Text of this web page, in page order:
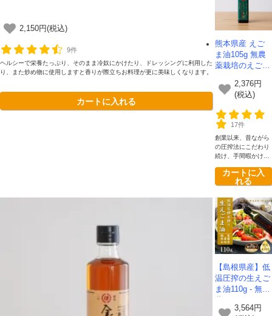
2,150円(税込)
9件
ヘルシーで栄養たっぷり、そのまま冷奴にかけたり、ドレッシングに利用した
り、また炒め物に使用しますと香りが際立ちお料理が更に美味しくなります。
カートに入れる
熊本県産 えご
ま油105g 無農
薬栽培のえごま
2,376円
(税込)
17件
創業以来、昔ながら
の圧搾法にこだわり
続け、手間暇かけて
です。原料本来の風
味や栄養分がそのま
をお楽しみくださ
い。
カートに入
れる
【島根県産】低
温圧搾の生えご
ま油110g - 無農
を丁寧に絞った
3,564円